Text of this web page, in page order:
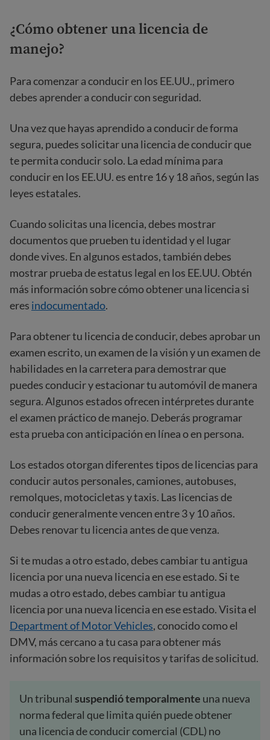
¿Cómo obtener una licencia de
manejo?
Para comenzar a conducir en los EE.UU., primero
debes aprender a conducir con seguridad.
Una vez que hayas aprendido a conducir de forma
segura, puedes solicitar una licencia de conducir que
te permita conducir solo. La edad mínima para
conducir en los EE.UU. es entre 16 y 18 años, según las
leyes estatales.
Cuando solicitas una licencia, debes mostrar
documentos que prueben tu identidad y el lugar
donde vives. En algunos estados, también debes
mostrar prueba de estatus legal en los EE.UU. Obtén
más información sobre cómo obtener una licencia si
eres indocumentado.
Para obtener tu licencia de conducir, debes aprobar un
examen escrito, un examen de la visión y un examen de
habilidades en la carretera para demostrar que
puedes conducir y estacionar tu automóvil de manera
segura. Algunos estados ofrecen intérpretes durante
el examen práctico de manejo. Deberás programar
esta prueba con anticipación en línea o en persona.
Los estados otorgan diferentes tipos de licencias para
conducir autos personales, camiones, autobuses,
remolques, motocicletas y taxis. Las licencias de
conducir generalmente vencen entre 3 y 10 años.
Debes renovar tu licencia antes de que venza.
Si te mudas a otro estado, debes cambiar tu antigua
licencia por una nueva licencia en ese estado. Si te
mudas a otro estado, debes cambiar tu antigua
licencia por una nueva licencia en ese estado. Visita el
Department of Motor Vehicles, conocido como el
DMV, más cercano a tu casa para obtener más
información sobre los requisitos y tarifas de solicitud.
Un tribunal suspendió temporalmente una nueva
norma federal que limita quién puede obtener
una licencia de conducir comercial (CDL) no